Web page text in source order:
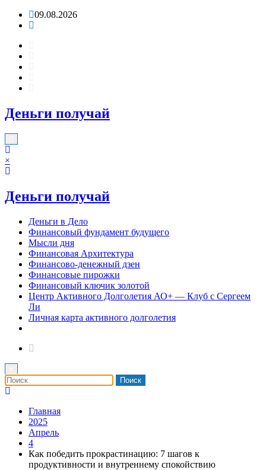
Перейти09.08.2026
Деньги получай
×
Деньги получай
Деньги в Дело
Финансовый фундамент будущего
Мысли дня
Финансовая Архитектура
Финансово-денежный дзен
Финансовые пирожки
Финансовый ключик золотой
Центр Активного Долголетия АО+ — Клуб с Сергеем
Ли
Личная карта активного долголетия
Главная
2025
Апрель
4
Как победить прокрастинацию: 7 шагов к
продуктивности и внутреннему спокойствию